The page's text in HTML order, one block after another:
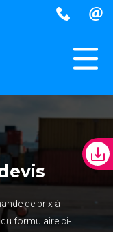
de prix à
du formulaire ci-